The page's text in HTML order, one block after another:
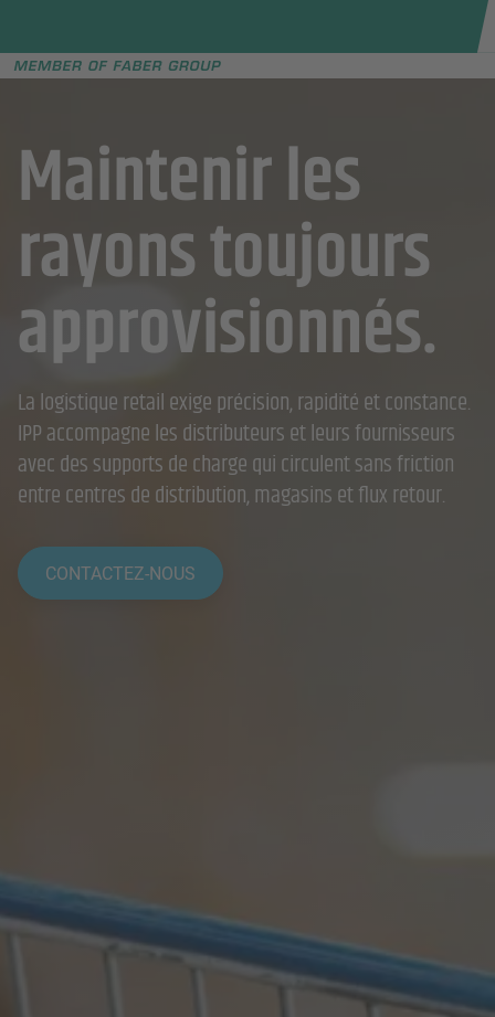
menu
Maintenir les
rayons toujours
approvisionnés.
La logistique retail exige précision, rapidité et constance.
IPP accompagne les distributeurs et leurs fournisseurs
avec des supports de charge qui circulent sans friction
entre centres de distribution, magasins et flux retour.
CONTACTEZ-NOUS